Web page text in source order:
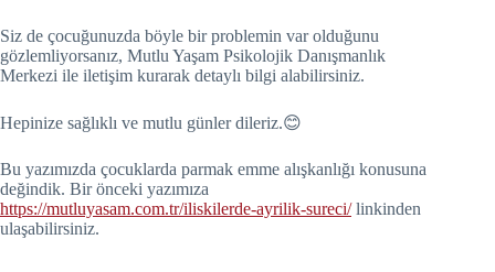
Siz de çocuğunuzda böyle bir problemin var olduğunu
gözlemliyorsanız, Mutlu Yaşam Psikolojik Danışmanlık
Merkezi ile iletişim kurarak detaylı bilgi alabilirsiniz.
Hepinize sağlıklı ve mutlu günler dileriz.😊
Bu yazımızda çocuklarda parmak emme alışkanlığı konusuna
değindik. Bir önceki yazımıza
https://mutluyasam.com.tr/iliskilerde-ayrilik-sureci/linkinden
ulaşabilirsiniz.